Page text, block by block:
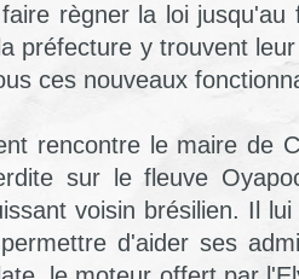
règner la loi jusqu'au
préfecture y trouvent
ces nouveaux
rencontre le maire de
sur le fleuve
voisin brésilien. Il
d'aider ses